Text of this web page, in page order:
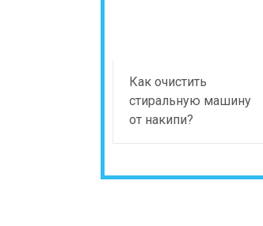
Как очистить
стиральную машину
от накипи?